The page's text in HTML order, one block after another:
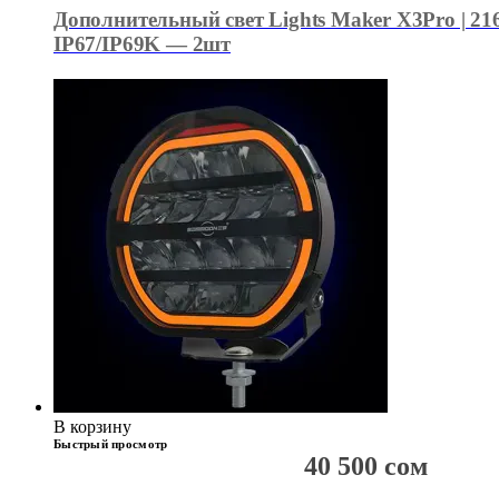
Дополнительный свет Lights Maker X3Pro |
IP67/IP69K — 2шт
В корзину
Быстрый просмотр
40 500 сом